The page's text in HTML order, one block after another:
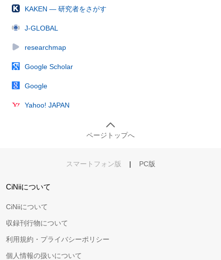
KAKEN — 研究者をさがす
J-GLOBAL
researchmap
Google Scholar
Google
Yahoo! JAPAN
ページトップへ
スマートフォン版 | PC版
CiNiiについて
CiNiiについて
収録刊行物について
利用規約・プライバシーポリシー
個人情報の扱いについて